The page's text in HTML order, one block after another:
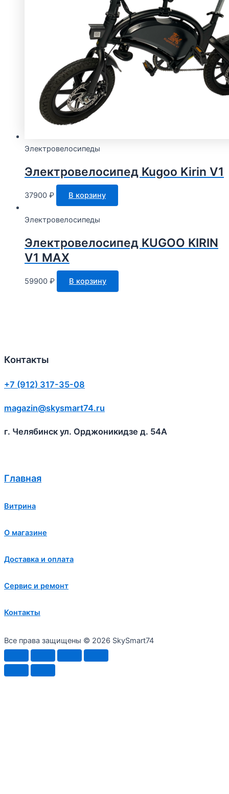
Электровелосипеды
Электровелосипед Kugoo Kirin V1
37900 ₽ В корзину
Электровелосипеды
Электровелосипед KUGOO KIRIN
V1 MAX
59900 ₽ В корзину
Контакты
+7 (912) 317-35-08
magazin@skysmart74.ru
г. Челябинск ул. Орджоникидзе д. 54А
Главная
Витрина
О магазине
Доставка и оплата
Сервис и ремонт
Контакты
Все права защищены © 2026 SkySmart74